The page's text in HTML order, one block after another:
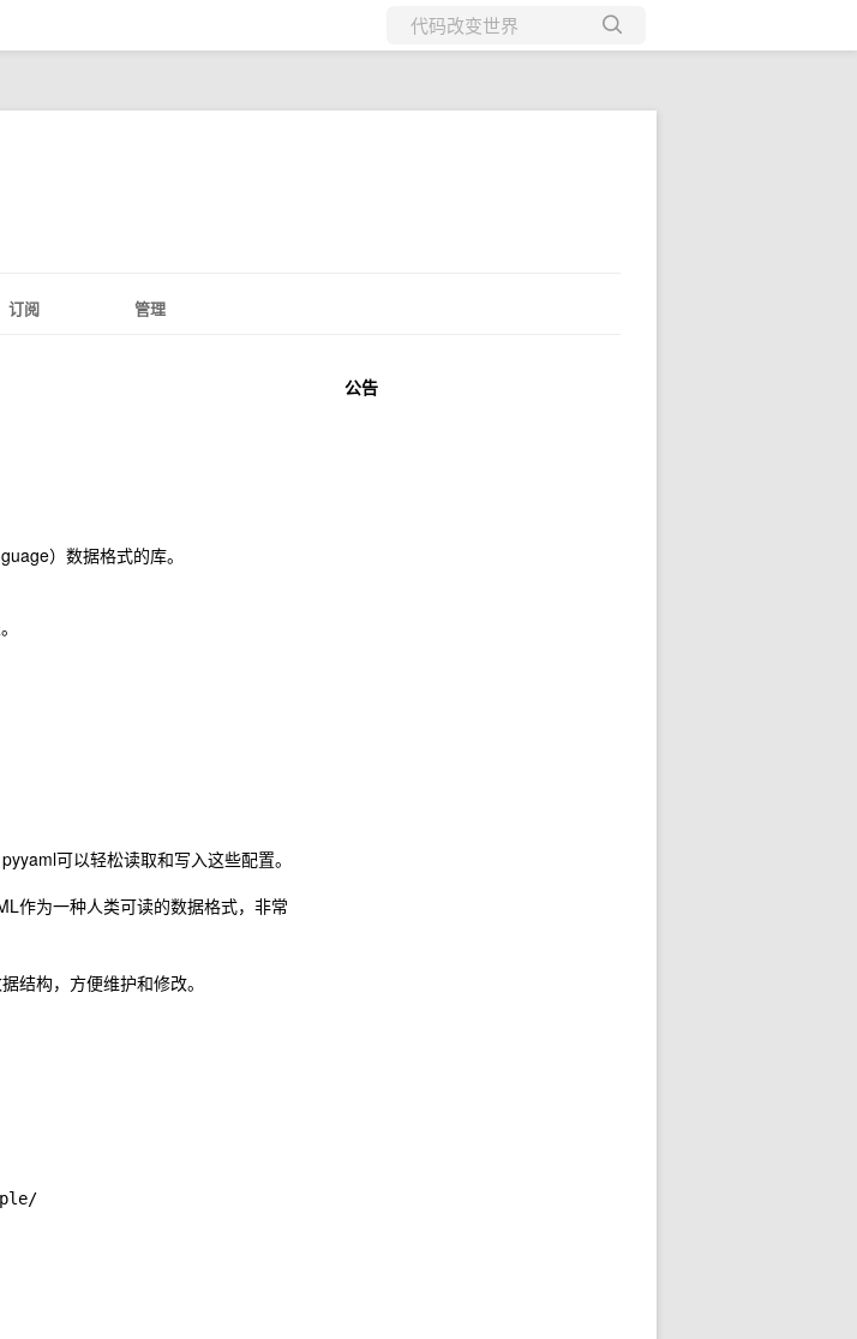
当前博客
订阅 管理
）数据格式的库。
可以轻松读取和写入这些配置。
作为一种人类可读的数据格式，非常
结构，方便维护和修改。
公告